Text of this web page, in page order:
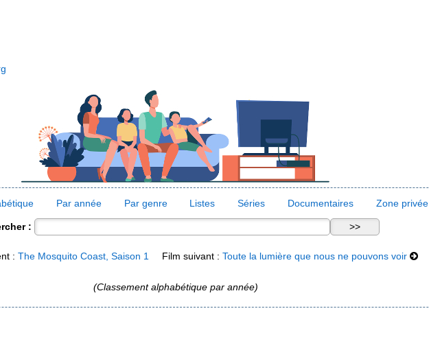
Par année Par genre Listes Séries Documentaires Zone privée
:
:The Mosquito Coast, Saison 1 Film suivant : Toute la lumière que nous ne pouvons voir
(Classement alphabétique par année)